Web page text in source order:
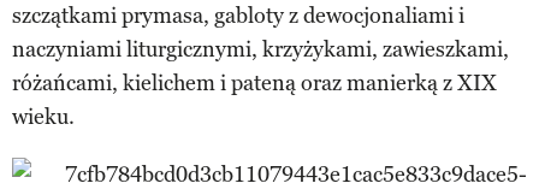
szczątkami prymasa, gabloty z dewocjonaliami i
naczyniami liturgicznymi, krzyżykami, zawieszkami,
różańcami, kielichem i pateną oraz manierką z XIX
wieku.